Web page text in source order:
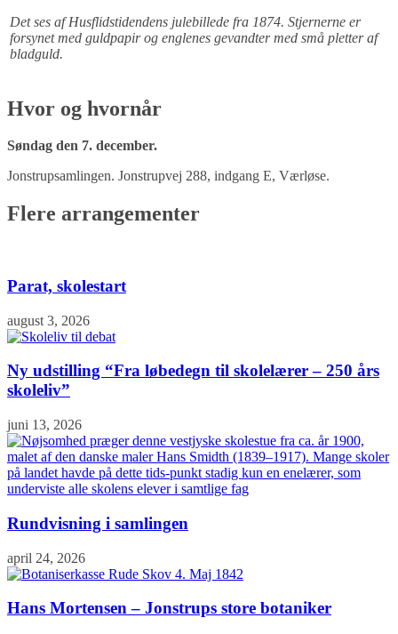
Det ses af Husflidstidendens julebillede fra 1874. Stjernerne er
forsynet med guldpapir og englenes gevandter med små pletter af
bladguld.
Hvor og hvornår
Søndag den 7. december.
Jonstrupsamlingen. Jonstrupvej 288, indgang E, Værløse.
Flere arrangementer
Parat, skolestart
august 3, 2026
Ny udstilling “Fra løbedegn til skolelærer – 250 års
skoleliv”
juni 13, 2026
Rundvisning i samlingen
april 24, 2026
Hans Mortensen – Jonstrups store botaniker